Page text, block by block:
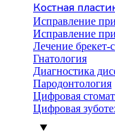
Костная
Исправление
Исправление
Лечение брекет-
Гнатология
Диагностика
Пародонтология
Цифровая
Цифровая